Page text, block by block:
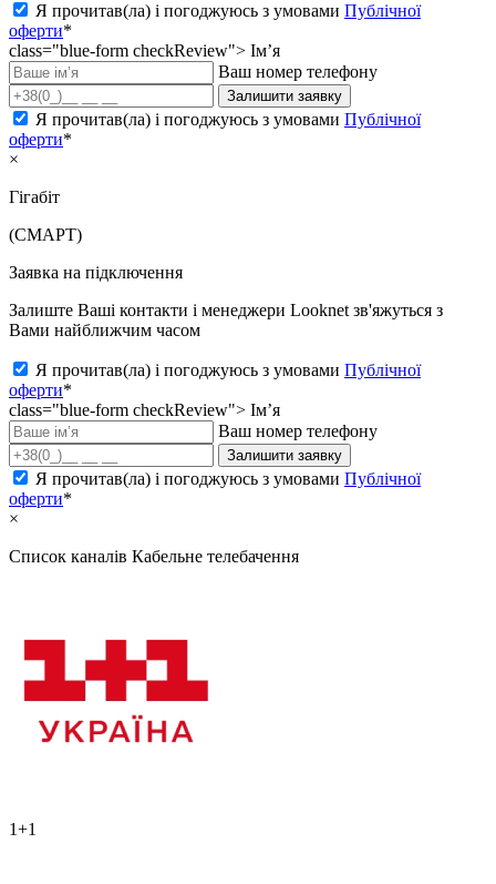
Я прочитав(ла) і погоджуюсь з умовами Публічної
оферти*
class="blue-form checkReview"> Ім’я
Ваш номер телефону
Залишити заявку
Я прочитав(ла) і погоджуюсь з умовами Публічної
оферти*
×
Гігабіт
(СМАРТ)
Заявка на підключення
Залиште Ваші контакти і менеджери Looknet зв'яжуться з
Вами найближчим часом
Я прочитав(ла) і погоджуюсь з умовами Публічної
оферти*
class="blue-form checkReview"> Ім’я
Ваш номер телефону
Залишити заявку
Я прочитав(ла) і погоджуюсь з умовами Публічної
оферти*
×
Список каналів Кабельне телебачення
1+1